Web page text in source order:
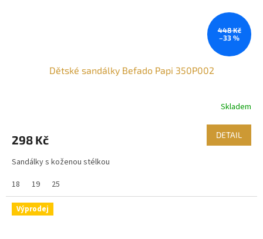
448 Kč
–33 %
Dětské sandálky Befado Papi 350P002
Skladem
298 Kč DETAIL
Sandálky s koženou stélkou
18
19 25
Výprodej